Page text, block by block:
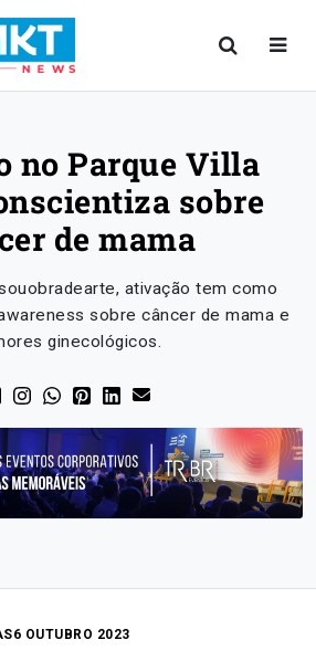
no Parque Villa
sobre
de mama
ativação tem como
sobre câncer de mama e
ginecológicos.
6 OUTUBRO 2023